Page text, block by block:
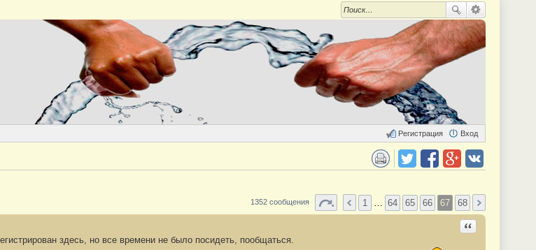
Вход
Регистрация
1352 сообщения 1 64 65 66 67 68
Ответить с
здесь, но все времени не было посидеть, пообщаться.